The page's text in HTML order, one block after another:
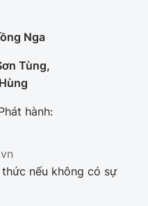
Nga
Tùng,
hành:
nếu không có sự